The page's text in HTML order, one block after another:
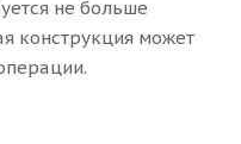
не больше
конструкция может